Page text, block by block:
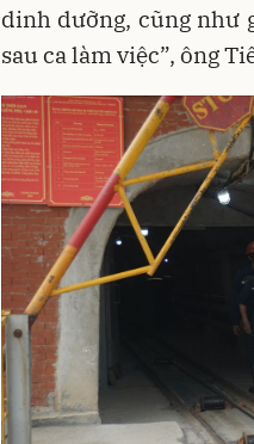
dinh dưỡng, cũng như
sau ca làm việc”, ông